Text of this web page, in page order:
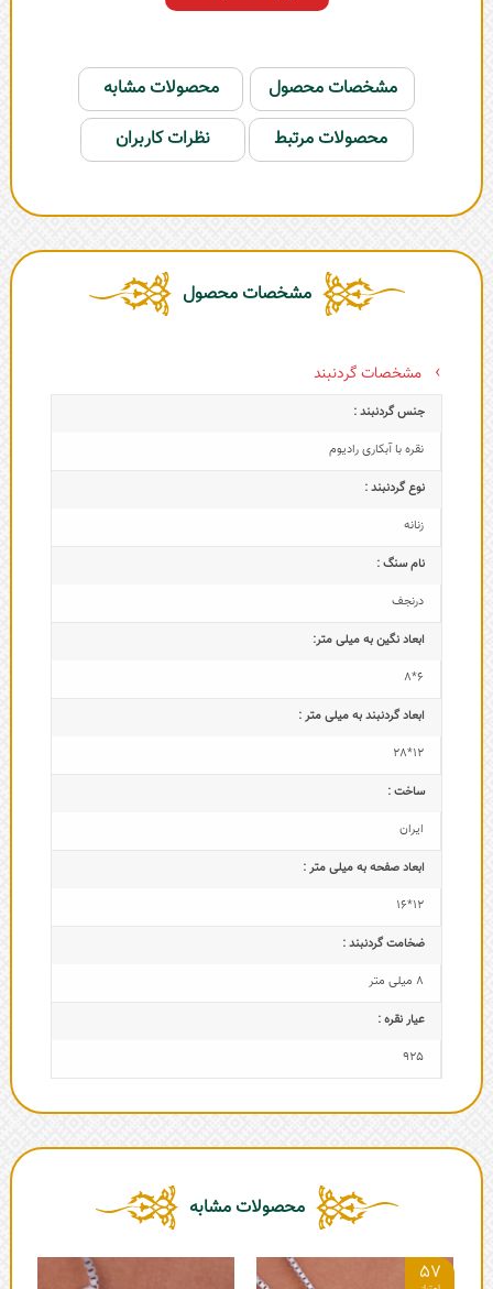
مشخصات محصول
محصولات مشابه
محصولات مرتبط
نظرات کاربران
مشخصات محصول
مشخصات گردنبند
جنس گردنبند :
نقره با آبکاری رادیوم
نوع گردنبند :
زنانه
نام سنگ :
درنجف
ابعاد نگین به میلی متر:
6*8
ابعاد گردنبند به میلی متر :
12*28
ساخت :
ایران
ابعاد صفحه به میلی متر :
12*16
ضخامت گردنبند :
8 میلی متر
عیار نقره :
925
محصولات مشابه
57